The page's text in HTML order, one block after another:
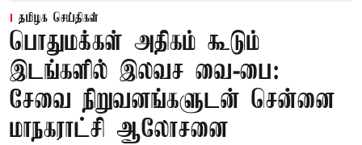
தமிழக செய்திகள்
பொதுமக்கள் அதிகம் கூடும்
இடங்களில் இலவச வை-பை:
சேவை நிறுவனங்களுடன் சென்னை
மாநகராட்சி ஆலோசனை